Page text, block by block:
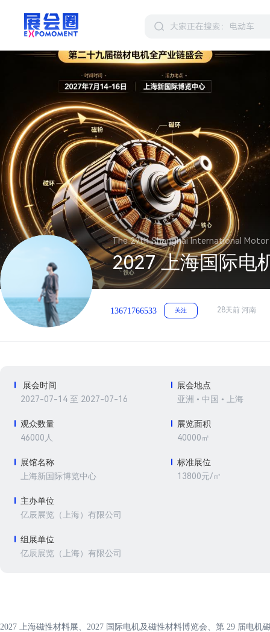
The 29th Shanghai International Motor
2027 上海国际电
13671766533 关注 28天前 河南
展会时间
2027-07-14 至 2027-07-16
展会地点
亚洲 • 中国 • 上海
观众数量
46000人
展览面积
40000㎡
展馆名称
上海新国际博览中心
标准展位
13800元/㎡
主办单位
亿辰展览（上海）有限公司
组展单位
亿辰展览（上海）有限公司
2027 上海磁性材料展、2027 国际电机及磁性材料博览会、第 29 届电机